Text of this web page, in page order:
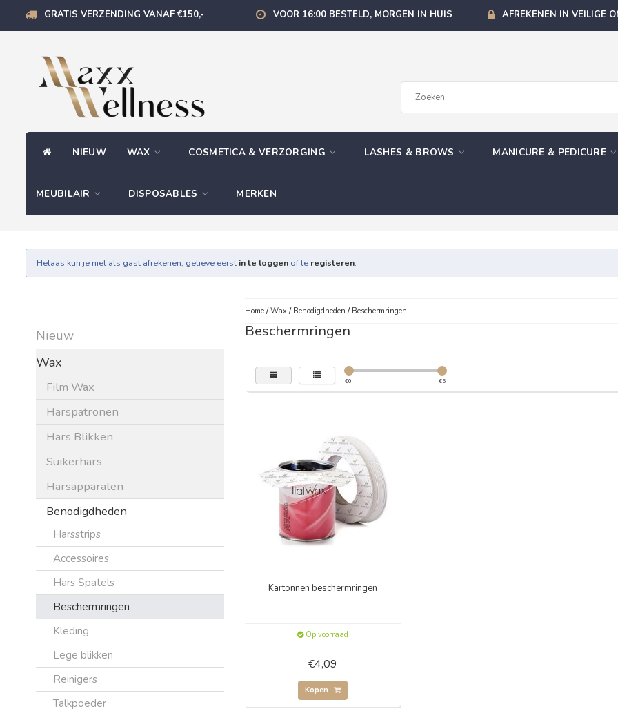
GRATIS VERZENDING VANAF €150,- VOOR 16:00 BESTELD, MORGEN IN HUIS AFREKENEN IN VEILIGE
NIEUW WAX COSMETICA & VERZORGING LASHES & BROWS MANICURE & PEDICURE
MEUBILAIR DISPOSABLES MERKEN
Helaas kun je niet als gast afrekenen, gelieve eerst in te loggen of te registeren.
Nieuw
Wax
Film Wax
Harspatronen
Hars Blikken
Suikerhars
Harsapparaten
Benodigdheden
Harsstrips
Accessoires
Hars Spatels
Beschermringen
Kleding
Lege blikken
Reinigers
Talkpoeder
Home/Wax/ Benodigdheden / Beschermringen
Beschermringen
€0 €5
Kartonnen beschermringen
Op voorraad
€4,09
Kopen